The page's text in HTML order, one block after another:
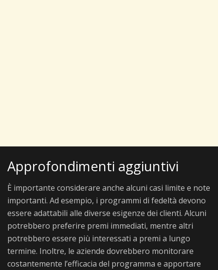
Approfondimenti aggiuntivi
È importante considerare anche alcuni casi limite e note
importanti. Ad esempio, i programmi di fedeltà devono
essere adattabili alle diverse esigenze dei clienti. Alcuni
potrebbero preferire premi immediati, mentre altri
potrebbero essere più interessati a premi a lungo
termine. Inoltre, le aziende dovrebbero monitorare
costantemente l’efficacia del programma e apportare